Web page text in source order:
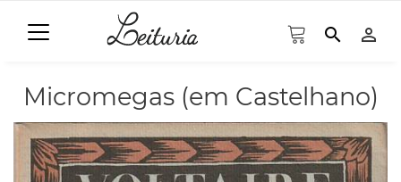
search person_outline
Micromegas (em Castelhano)